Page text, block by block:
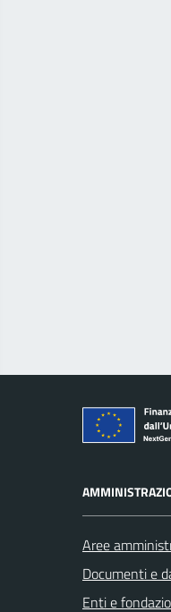
Aree
Documenti e
Enti e